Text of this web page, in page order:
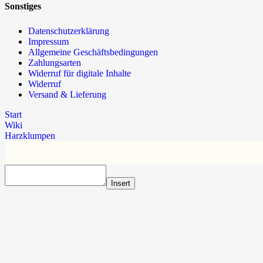
Sonstiges
Datenschutzerklärung
Impressum
Allgemeine Geschäftsbedingungen
Zahlungsarten
Widerruf für digitale Inhalte
Widerruf
Versand & Lieferung
Start
Wiki
Harzklumpen
Insert